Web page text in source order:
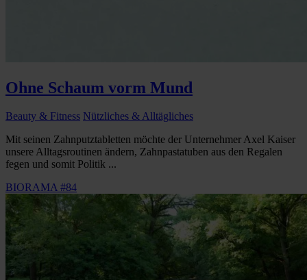
Ohne Schaum vorm Mund
Beauty & Fitness Nützliches & Alltägliches
Mit seinen Zahnputztabletten möchte der Unternehmer Axel Kaiser
unsere Alltagsroutinen ändern, Zahnpastatuben aus den Regalen
fegen und somit Politik ...
BIORAMA #84